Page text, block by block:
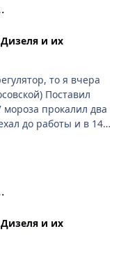
Дизеля и их
Поставил
прокалил два
до работы и в 14
мне не всё
Дизеля и их